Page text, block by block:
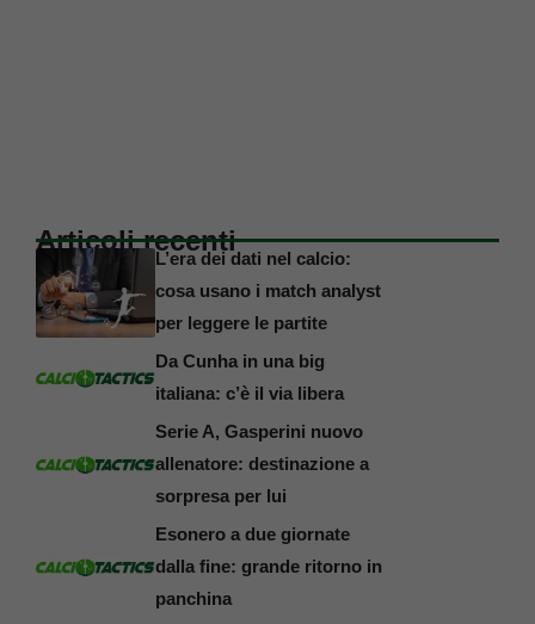
Articoli recenti
L’era dei dati nel calcio:
cosa usano i match analyst
per leggere le partite
Da Cunha in una big
italiana: c’è il via libera
Serie A, Gasperini nuovo
allenatore: destinazione a
sorpresa per lui
Esonero a due giornate
dalla fine: grande ritorno in
panchina